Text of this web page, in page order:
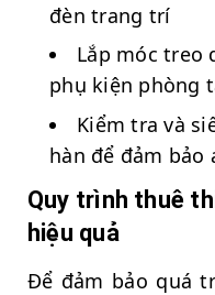
đèn trang trí
Lắp móc treo
phụ kiện phòng
Kiểm tra và
hàn để đảm bảo
Quy trình thuê
hiệu quả
Để đảm bảo quá